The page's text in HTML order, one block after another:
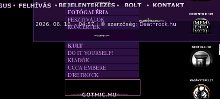
2026. 06. 16. - 04:57 | © szerzőség:Deathrock.hu «
A MÚLT
FOTÓGALÉRIA
FESZTIVÁLOK
KONCERTEK
KULT
DO IT YOURSELF!
KIADÓK
UCCA EMBERE
D'RETRO'CK